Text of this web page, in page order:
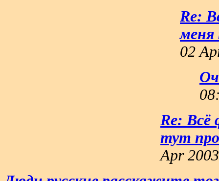
Re:
меня
02
Re:
тут
Apr